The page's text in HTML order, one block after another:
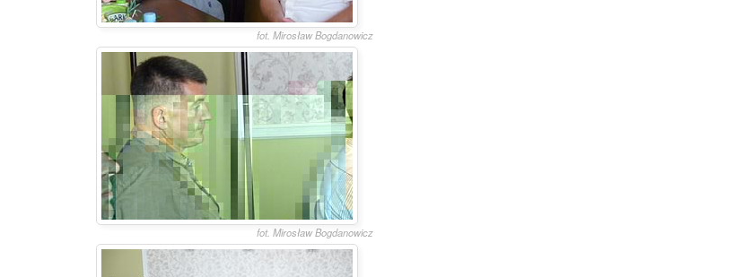
fot. Mirosław Bogdanowicz
fot. Mirosław Bogdanowicz